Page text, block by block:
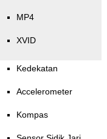
MP4
XVID
Kedekatan
Accelerometer
Kompas